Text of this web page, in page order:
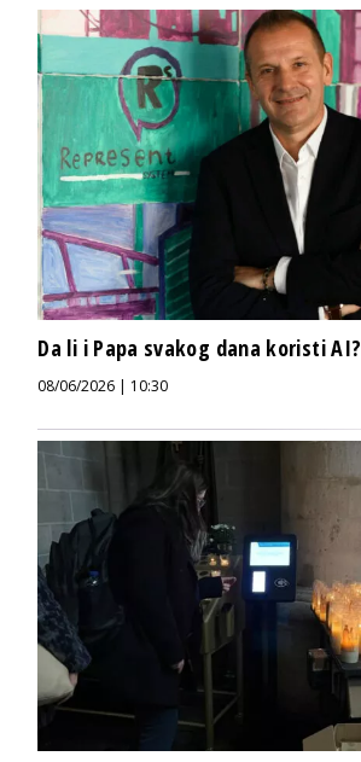
Da li i Papa svakog dana koristi AI?
08/06/2026 | 10:30